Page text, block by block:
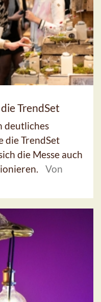
TrendSet
deutliches
die TrendSet
die Messe auch
Von